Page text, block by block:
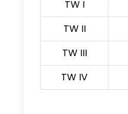
TW I
TW II
TW III
TW IV